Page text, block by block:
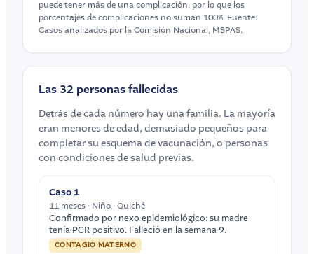
puede tener más de una complicación, por lo que los
porcentajes de complicaciones no suman 100%. Fuente:
Casos analizados por la Comisión Nacional, MSPAS.
Las 32 personas fallecidas
Detrás de cada número hay una familia. La mayoría
eran menores de edad, demasiado pequeños para
completar su esquema de vacunación, o personas
con condiciones de salud previas.
Caso 1
11 meses · Niño · Quiché
Confirmado por nexo epidemiológico: su madre
tenía PCR positivo. Falleció en la semana 9.
CONTAGIO MATERNO